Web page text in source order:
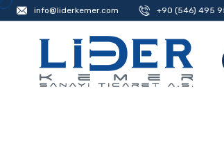
info@liderkemer.com +90 (546) 495